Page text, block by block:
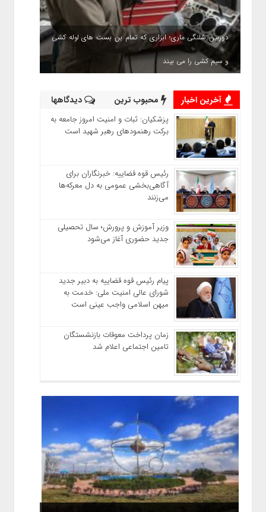
دوربین شلنگی ماری؛ ابزاری که تمام بن بست های لوله کشی
و سیم کشی را می بیند
آخرین اخبار محبوب ترین دیدگاهها
پزشکیان: ثبات و امنیت امروز جامعه به
برکت رهنمودهای رهبر شهید است
رئیس قوه قضاییه: خبرنگاران برای
آگاهی‌بخشی عمومی به دل معرکه‌ها
می‌زنند
وزیر آموزش‌ و پرورش؛ سال تحصیلی
جدید حضوری آغاز می‌شود
پیام رئیس قوه قضاییه به دبیر جدید
شورای عالی امنیت ملی: خدمت به
میهن اسلامی واجب عینی است
زمان پرداخت معوقات بازنشستگان
تامین اجتماعی اعلام شد